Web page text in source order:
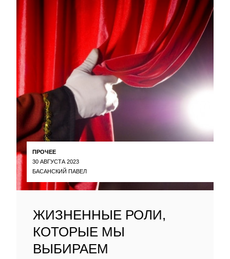
ПРОЧЕЕ
30 АВГУСТА 2023
БАСАНСКИЙ ПАВЕЛ
ЖИЗНЕННЫЕ РОЛИ,
КОТОРЫЕ МЫ
ВЫБИРАЕМ